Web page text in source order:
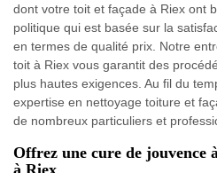
dont votre toit et façade à Riex ont
politique qui est basée sur la
en termes de qualité prix. Notre
toit à Riex vous garantit des
plus hautes exigences. Au fil du
expertise en nettoyage toiture et
de nombreux particuliers et
Offrez une cure de jouvence
à Riex